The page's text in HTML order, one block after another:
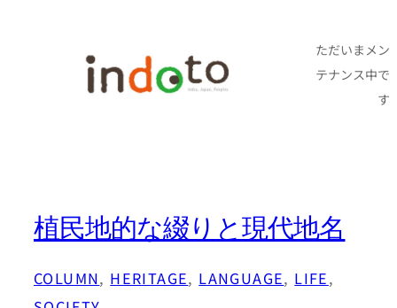
ただいまメン
テナンス中で
す
植民地的な綴りと現代地名
COLUMN, HERITAGE, LANGUAGE, LIFE